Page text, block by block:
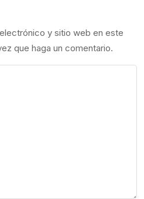
y sitio web en este
que haga un comentario.